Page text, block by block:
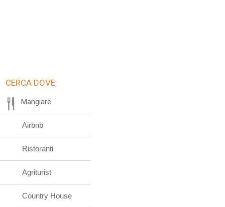
CERCA DOVE:
Mangiare
Airbnb
Ristoranti
Agriturist
Country House